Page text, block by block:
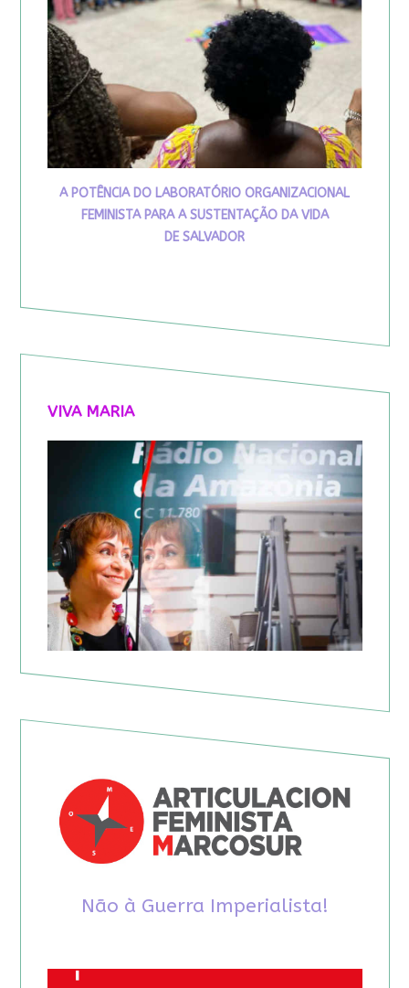
A POTÊNCIA DO LABORATÓRIO ORGANIZACIONAL
FEMINISTA PARA A SUSTENTAÇÃO DA VIDA
DE SALVADOR
VIVA MARIA
Não à Guerra Imperialista!